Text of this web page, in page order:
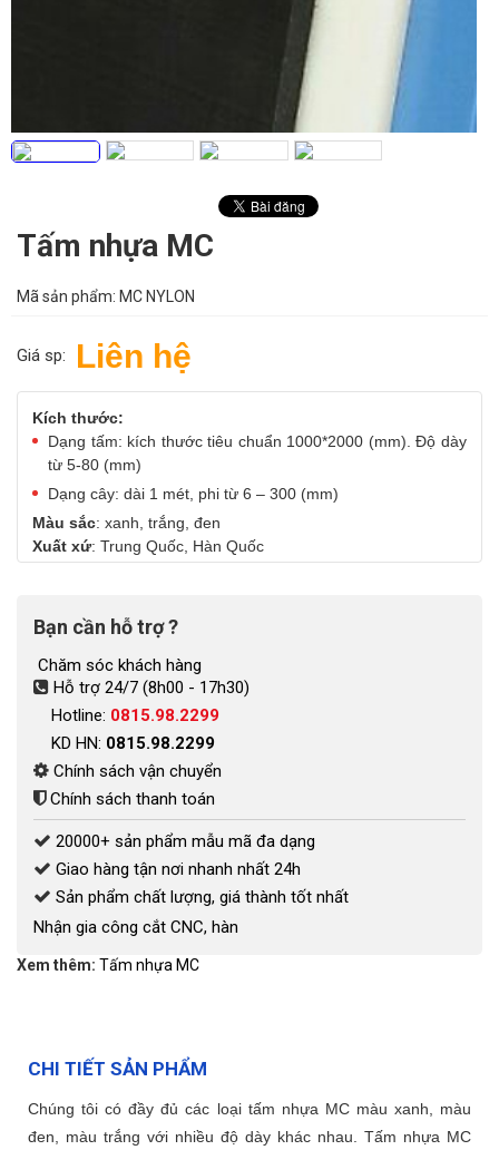
Tấm nhựa MC
Mã sản phẩm: MC NYLON
Giá sp: Liên hệ
Kích thước:
Dạng tấm: kích thước tiêu chuẩn 1000*2000 (mm). Độ dày
từ 5-80 (mm)
Dạng cây: dài 1 mét, phi từ 6 – 300 (mm)
Màu sắc: xanh, trắng, đen
Xuất xứ: Trung Quốc, Hàn Quốc
Bạn cần hỗ trợ ?
Chăm sóc khách hàng
Hỗ trợ 24/7 (8h00 - 17h30)
Hotline: 0815.98.2299
KD HN: 0815.98.2299
Chính sách vận chuyển
Chính sách thanh toán
20000+ sản phẩm mẫu mã đa dạng
Giao hàng tận nơi nhanh nhất 24h
Sản phẩm chất lượng, giá thành tốt nhất
Nhận gia công cắt CNC, hàn
Xem thêm: Tấm nhựa MC
CHI TIẾT SẢN PHẨM
Chúng tôi có đầy đủ các loại tấm nhựa MC màu xanh, màu
đen, màu trắng với nhiều độ dày khác nhau. Tấm nhựa MC